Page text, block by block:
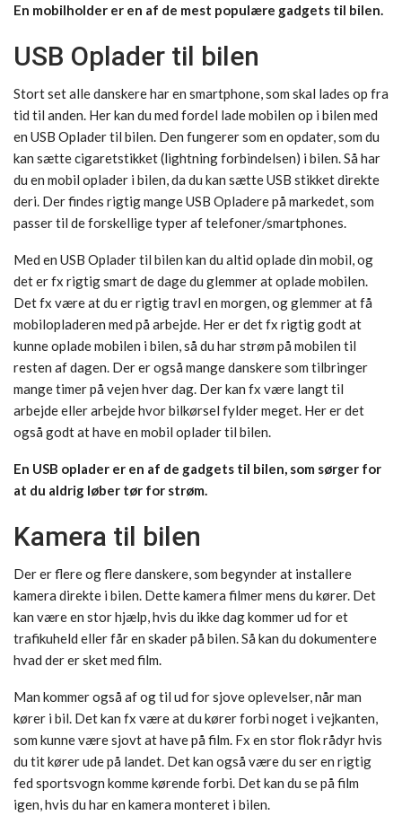
En mobilholder er en af de mest populære gadgets til bilen.
USB Oplader til bilen
Stort set alle danskere har en smartphone, som skal lades op fra
tid til anden. Her kan du med fordel lade mobilen op i bilen med
en USB Oplader til bilen. Den fungerer som en opdater, som du
kan sætte cigaretstikket (lightning forbindelsen) i bilen. Så har
du en mobil oplader i bilen, da du kan sætte USB stikket direkte
deri. Der findes rigtig mange USB Opladere på markedet, som
passer til de forskellige typer af telefoner/smartphones.
Med en USB Oplader til bilen kan du altid oplade din mobil, og
det er fx rigtig smart de dage du glemmer at oplade mobilen.
Det fx være at du er rigtig travl en morgen, og glemmer at få
mobilopladeren med på arbejde. Her er det fx rigtig godt at
kunne oplade mobilen i bilen, så du har strøm på mobilen til
resten af dagen. Der er også mange danskere som tilbringer
mange timer på vejen hver dag. Der kan fx være langt til
arbejde eller arbejde hvor bilkørsel fylder meget. Her er det
også godt at have en mobil oplader til bilen.
En USB oplader er en af de gadgets til bilen, som sørger for
at du aldrig løber tør for strøm.
Kamera til bilen
Der er flere og flere danskere, som begynder at installere
kamera direkte i bilen. Dette kamera filmer mens du kører. Det
kan være en stor hjælp, hvis du ikke dag kommer ud for et
trafikuheld eller får en skader på bilen. Så kan du dokumentere
hvad der er sket med film.
Man kommer også af og til ud for sjove oplevelser, når man
kører i bil. Det kan fx være at du kører forbi noget i vejkanten,
som kunne være sjovt at have på film. Fx en stor flok rådyr hvis
du tit kører ude på landet. Det kan også være du ser en rigtig
fed sportsvogn komme kørende forbi. Det kan du se på film
igen, hvis du har en kamera monteret i bilen.